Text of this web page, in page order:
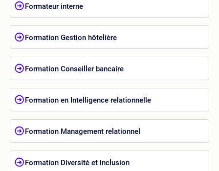
Formateur interne
Formation Gestion hôtelière
Formation Conseiller bancaire
Formation en Intelligence relationnelle
Formation Management relationnel
Formation Diversité et inclusion